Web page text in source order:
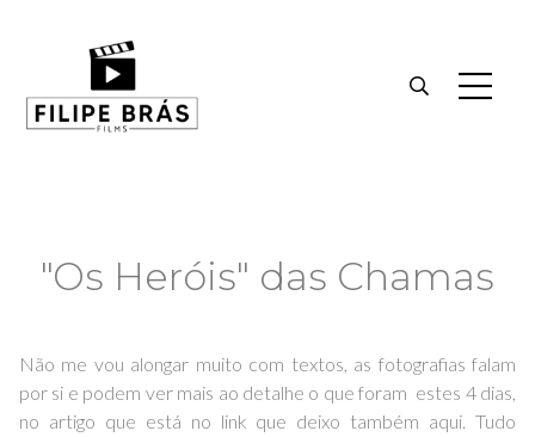
"Os Heróis" das Chamas
Não me vou alongar muito com textos, as fotografias falam
por si e podem ver mais ao detalhe o que foram estes 4 dias,
no artigo que está no link que deixo também aqui. Tudo